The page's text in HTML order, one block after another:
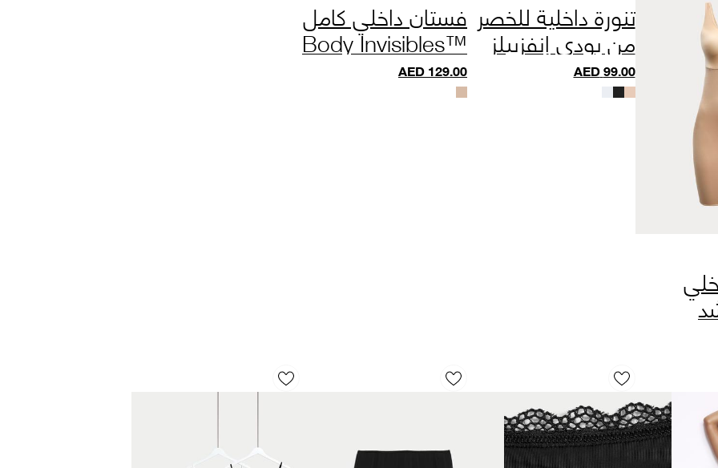
تنورة داخلية للخصر
من بودي إنفزيبلز
مع تقنية كول
كومفورت
AED99.00
فستان داخلي كامل
Body Invisibles™
Cool Comfort™
AED129.00